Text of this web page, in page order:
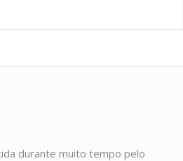
durante muito tempo pelo